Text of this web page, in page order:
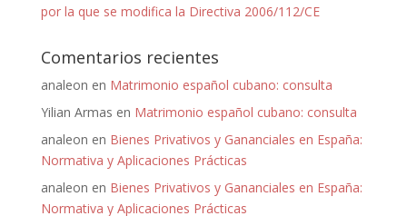
por la que se modifica la Directiva 2006/112/CE
Comentarios recientes
analeon en Matrimonio español cubano: consulta
Yilian Armas en Matrimonio español cubano: consulta
analeon en Bienes Privativos y Gananciales en España:
Normativa y Aplicaciones Prácticas
analeon en Bienes Privativos y Gananciales en España:
Normativa y Aplicaciones Prácticas